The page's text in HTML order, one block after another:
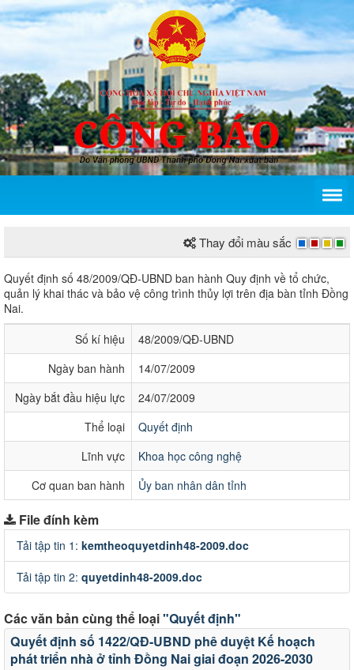
Thay đổi màu sắc
Quyết định số 48/2009/QĐ-UBND của Ủy ban nhân
Quyết định số 48/2009/QĐ-UBND ban hành Quy định về tổ chức,
quản lý khai thác và bảo vệ công trình thủy lợi trên địa bàn tỉnh Đồng
Nai.
Số kí hiệu
48/2009/QĐ-UBND
Ngày ban hành
14/07/2009
Ngày bắt đầu hiệu lực
24/07/2009
Thể loại
Quyết định
Lĩnh vực
Khoa học công nghệ
Cơ quan ban hành
Ủy ban nhân dân tỉnh
File đính kèm
Tải tập tin 1: kemtheoquyetdinh48-2009.doc
Tải tập tin 2: quyetdinh48-2009.doc
Các văn bản cùng thể loại"Quyết định"
Quyết định số 1422/QĐ-UBND phê duyệt Kế hoạch
phát triển nhà ở tỉnh Đồng Nai giai đoạn 2026-2030